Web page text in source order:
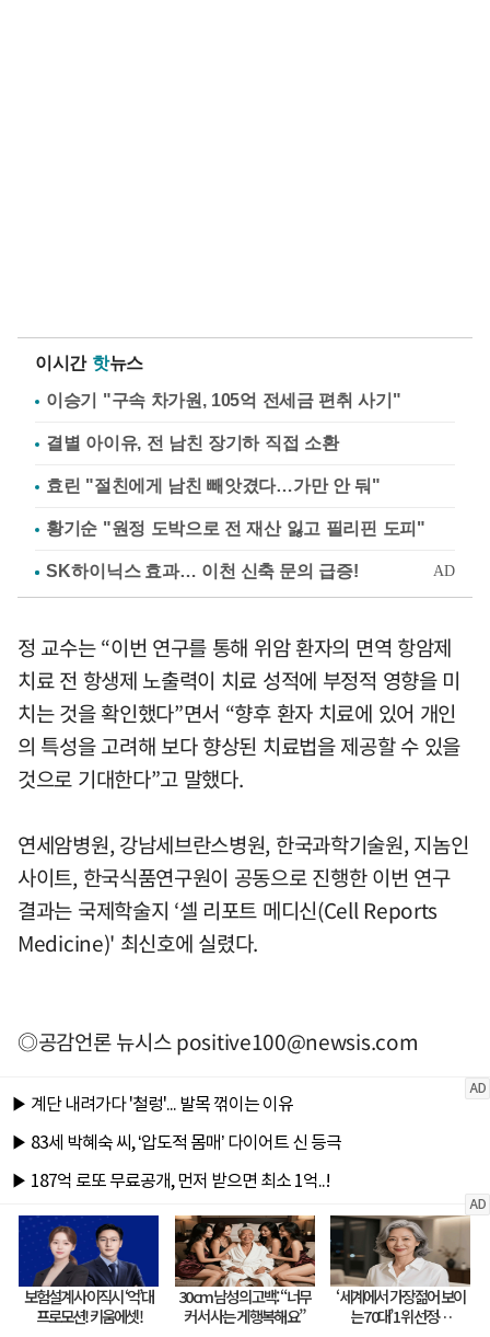
이시간 핫뉴스
이승기 "구속 차가원, 105억 전세금 편취 사기"
결별 아이유, 전 남친 장기하 직접 소환
효린 "절친에게 남친 빼앗겼다…가만 안 둬"
황기순 "원정 도박으로 전 재산 잃고 필리핀 도피"
정 교수는 “이번 연구를 통해 위암 환자의 면역 항암제
치료 전 항생제 노출력이 치료 성적에 부정적 영향을 미
치는 것을 확인했다”면서 “향후 환자 치료에 있어 개인
의 특성을 고려해 보다 향상된 치료법을 제공할 수 있을
것으로 기대한다”고 말했다.
연세암병원, 강남세브란스병원, 한국과학기술원, 지놈인
사이트, 한국식품연구원이 공동으로 진행한 이번 연구
결과는 국제학술지 ‘셀 리포트 메디신(Cell Reports
Medicine)' 최신호에 실렸다.
◎공감언론 뉴시스positive100@newsis.com